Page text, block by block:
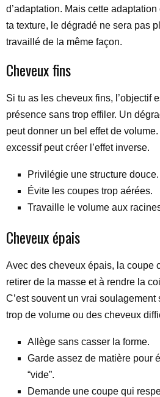
d’adaptation. Mais cette
ta texture, le dégradé ne sera pas
travaillé de la même façon.
Cheveux fins
Si tu as les cheveux fins, l’objectif
présence sans trop effiler. Un
peut donner un bel effet de
excessif peut créer l’effet inverse.
Privilégie une structure douce.
Évite les coupes trop aérées.
Travaille le volume aux
Cheveux épais
Avec des cheveux épais, la coupe
retirer de la masse et à rendre la
C’est souvent un vrai soulagement
trop de volume ou des cheveux
Allège sans casser la forme.
Garde assez de matière pour
“vide”.
Demande une coupe qui